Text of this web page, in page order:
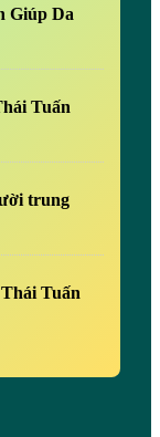
Giúp Da
Tuấn
trung
Tuấn